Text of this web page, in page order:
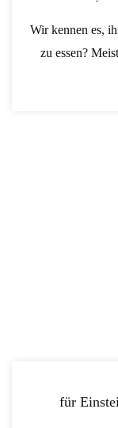
Wir kennen es,
zu essen?
für